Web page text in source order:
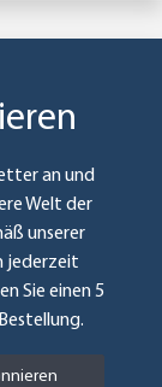
an und
Welt der
unserer
jederzeit
Sie einen 5